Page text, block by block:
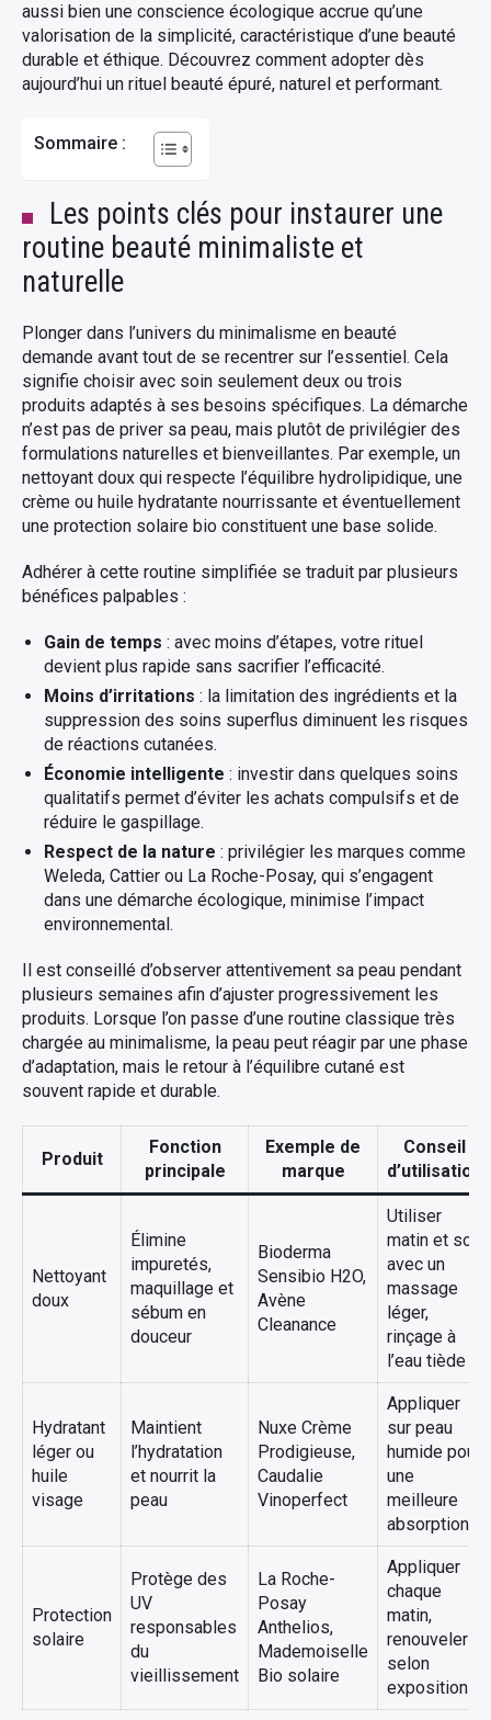
aussi bien une conscience écologique accrue qu’une
valorisation de la simplicité, caractéristique d’une beauté
durable et éthique. Découvrez comment adopter dès
aujourd’hui un rituel beauté épuré, naturel et performant.
Sommaire :
Les points clés pour instaurer une
routine beauté minimaliste et
naturelle
Plonger dans l’univers du minimalisme en beauté
demande avant tout de se recentrer sur l’essentiel. Cela
signifie choisir avec soin seulement deux ou trois
produits adaptés à ses besoins spécifiques. La démarche
n’est pas de priver sa peau, mais plutôt de privilégier des
formulations naturelles et bienveillantes. Par exemple, un
nettoyant doux qui respecte l’équilibre hydrolipidique, une
crème ou huile hydratante nourrissante et éventuellement
une protection solaire bio constituent une base solide.
Adhérer à cette routine simplifiée se traduit par plusieurs
bénéfices palpables :
Gain de temps : avec moins d’étapes, votre rituel
devient plus rapide sans sacrifier l’efficacité.
Moins d’irritations : la limitation des ingrédients et la
suppression des soins superflus diminuent les risques
de réactions cutanées.
Économie intelligente : investir dans quelques soins
qualitatifs permet d’éviter les achats compulsifs et de
réduire le gaspillage.
Respect de la nature : privilégier les marques comme
Weleda, Cattier ou La Roche-Posay, qui s’engagent
dans une démarche écologique, minimise l’impact
environnemental.
Il est conseillé d’observer attentivement sa peau pendant
plusieurs semaines afin d’ajuster progressivement les
produits. Lorsque l’on passe d’une routine classique très
chargée au minimalisme, la peau peut réagir par une phase
d’adaptation, mais le retour à l’équilibre cutané est
souvent rapide et durable.
Produit
Fonction
principale
Exemple de
marque
Conseil
d’utilisation
Nettoyant
doux
Élimine
impuretés,
maquillage et
sébum en
douceur
Bioderma
Sensibio H2O,
Avène
Cleanance
Utiliser
matin et soir
avec un
massage
léger,
rinçage à
l’eau tiède
Hydratant
léger ou
huile
visage
Maintient
l’hydratation
et nourrit la
peau
Nuxe Crème
Prodigieuse,
Caudalie
Vinoperfect
Appliquer
sur peau
humide pour
une
meilleure
absorption
Protection
solaire
Protège des
UV
responsables
du
vieillissement
La Roche-
Posay
Anthelios,
Mademoiselle
Bio solaire
Appliquer
chaque
matin,
renouveler
selon
exposition